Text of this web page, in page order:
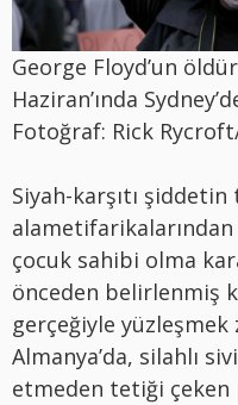
George Floyd’un
Haziran’ında
Fotoğraf: Rick
Siyah-karşıtı
alametifarikalarından
çocuk sahibi olma
önceden belirlenmiş
gerçeğiyle yüzleşmek
Almanya’da, silahlı
etmeden tetiği